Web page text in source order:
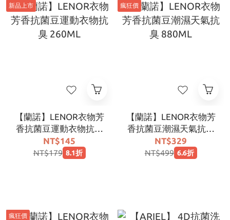
新品上市
【蘭諾】LENOR衣物芳
香抗菌豆運動衣物抗臭
260ML
NT$145
NT$179 8.1折
瘋狂價
【蘭諾】LENOR衣物芳
香抗菌豆潮濕天氣抗臭
880ML
NT$329
NT$499 6.6折
瘋狂價